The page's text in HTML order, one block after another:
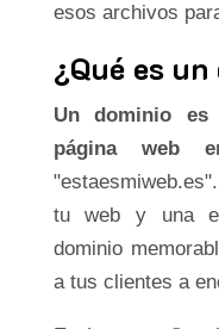
esos archivos
¿Qué es
Un dominio
página web
tu web y una
dominio
a tus clientes a